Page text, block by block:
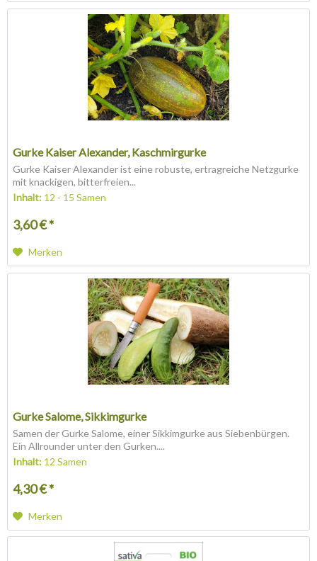
Gurke Kaiser Alexander, Kaschmirgurke
Gurke Kaiser Alexander ist eine robuste, ertragreiche Netzgurke
mit knackigen, bitterfreien...
Inhalt: 12 - 15 Samen
3,60 € *
Merken
Gurke Salome, Sikkimgurke
Samen der Gurke Salome, einer Sikkimgurke aus Siebenbürgen.
Ein Allrounder unter den Gurken....
Inhalt: 12 Samen
4,30 € *
Merken